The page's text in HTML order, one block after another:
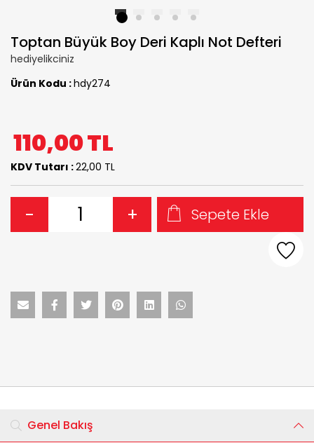
2 3 4 5
Toptan Büyük Boy Deri Kaplı Not Defteri
hediyelikciniz
Ürün Kodu :hdy274
110,00TL
KDV Tutarı :22,00 TL
- + Sepete Ekle
Genel Bakış